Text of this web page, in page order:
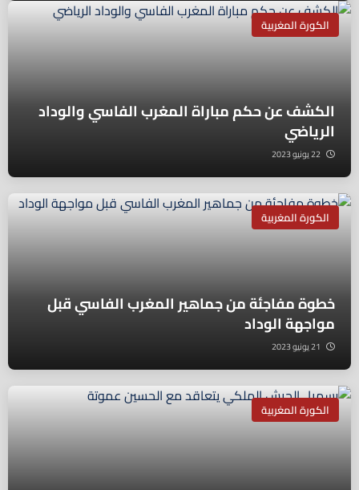
الكورة المغربية
الكشف عن حكم مباراة المغرب الفاسي والوداد
الرياضي
الكورة المغربية
خطوة مفاجئة من جماهير المغرب الفاسي قبل
مواجهة الوداد
الكورة المغربية